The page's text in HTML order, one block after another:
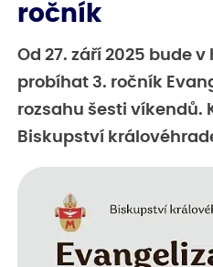
ročník
Od 27. září 2025 bude
probíhat 3. ročník
rozsahu šesti víkendů.
Biskupství